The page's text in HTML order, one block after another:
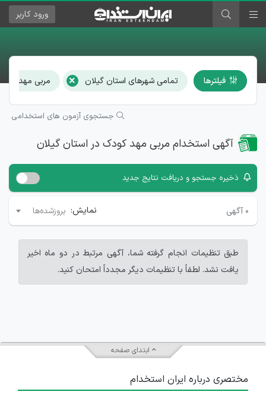
ورود کاربر
فیلترها تمامی شهرهای استان گیلان × مربی مهد
جستجوی آزمون های استخدامی
آگهی استخدام مربی مهد کودک در استان گیلان
ذخیره جستجو و دریافت نتایج جدید
۰ آگهی نمایش: بروزشده‌ها
طبق تنظیمات انجام گرفته شما، آگهی مرتبط در دو ماه اخیر
یافت نشد. لطفاً با تنظیمات دیگر مجدداً امتحان کنید.
ابتدای صفحه
مختصری درباره ایران استخدام